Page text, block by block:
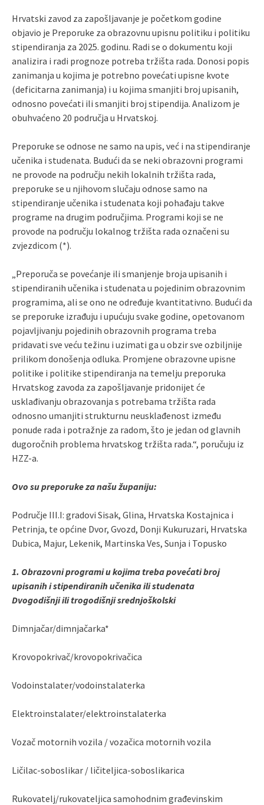
Hrvatski zavod za zapošljavanje je početkom godine
objavio je Preporuke za obrazovnu upisnu politiku i politiku
stipendiranja za 2025. godinu. Radi se o dokumentu koji
analizira i radi prognoze potreba tržišta rada. Donosi popis
zanimanja u kojima je potrebno povećati upisne kvote
(deficitarna zanimanja) i u kojima smanjiti broj upisanih,
odnosno povećati ili smanjiti broj stipendija. Analizom je
obuhvaćeno 20 područja u Hrvatskoj.
Preporuke se odnose ne samo na upis, već i na stipendiranje
učenika i studenata. Budući da se neki obrazovni programi
ne provode na području nekih lokalnih tržišta rada,
preporuke se u njihovom slučaju odnose samo na
stipendiranje učenika i studenata koji pohađaju takve
programe na drugim područjima. Programi koji se ne
provode na području lokalnog tržišta rada označeni su
zvjezdicom (*).
„Preporuča se povećanje ili smanjenje broja upisanih i
stipendiranih učenika i studenata u pojedinim obrazovnim
programima, ali se ono ne određuje kvantitativno. Budući da
se preporuke izrađuju i upućuju svake godine, opetovanom
pojavljivanju pojedinih obrazovnih programa treba
pridavati sve veću težinu i uzimati ga u obzir sve ozbiljnije
prilikom donošenja odluka. Promjene obrazovne upisne
politike i politike stipendiranja na temelju preporuka
Hrvatskog zavoda za zapošljavanje pridonijet će
usklađivanju obrazovanja s potrebama tržišta rada
odnosno umanjiti strukturnu neusklađenost između
ponude rada i potražnje za radom, što je jedan od glavnih
dugoročnih problema hrvatskog tržišta rada.“, poručuju iz
HZZ-a.
Ovo su preporuke za našu županiju:
Područje III.I: gradovi Sisak, Glina, Hrvatska Kostajnica i
Petrinja, te općine Dvor, Gvozd, Donji Kukuruzari, Hrvatska
Dubica, Majur, Lekenik, Martinska Ves, Sunja i Topusko
1. Obrazovni programi u kojima treba povećati broj
upisanih i stipendiranih učenika ili studenata
Dvogodišnji ili trogodišnji srednjoškolski
Dimnjačar/dimnjačarka*
Krovopokrivač/krovopokrivačica
Vodoinstalater/vodoinstalaterka
Elektroinstalater/elektroinstalaterka
Vozač motornih vozila / vozačica motornih vozila
Ličilac-soboslikar / ličiteljica-soboslikarica
Rukovatelj/rukovateljica samohodnim građevinskim